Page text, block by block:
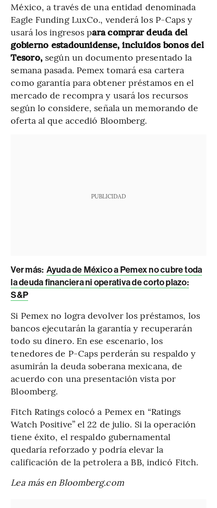
México, a través de una entidad denominada
Eagle Funding LuxCo., venderá los P-Caps y
usará los ingresos para comprar deuda del
gobierno estadounidense, incluidos bonos del
Tesoro, según un documento presentado la
semana pasada. Pemex tomará esa cartera
como garantía para obtener préstamos en el
mercado de recompra y usará los recursos
según lo considere, señala un memorando de
oferta al que accedió Bloomberg.
PUBLICIDAD
Ver más: Ayuda de México a Pemex no cubre toda
la deuda financiera ni operativa de corto plazo:
S&P
Si Pemex no logra devolver los préstamos, los
bancos ejecutarán la garantía y recuperarán
todo su dinero. En ese escenario, los
tenedores de P-Caps perderán su respaldo y
asumirán la deuda soberana mexicana, de
acuerdo con una presentación vista por
Bloomberg.
Fitch Ratings colocó a Pemex en “Ratings
Watch Positive” el 22 de julio. Si la operación
tiene éxito, el respaldo gubernamental
quedaría reforzado y podría elevar la
calificación de la petrolera a BB, indicó Fitch.
Lea más en Bloomberg.com